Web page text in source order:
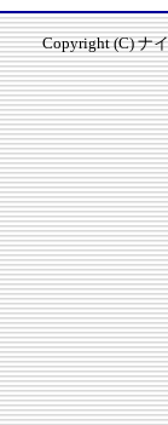
Copyright (C) ナ